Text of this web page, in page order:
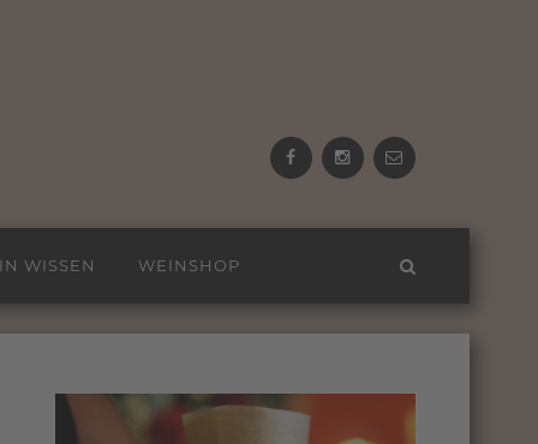
Facebook Instagramemail
WISSEN WEINSHOP